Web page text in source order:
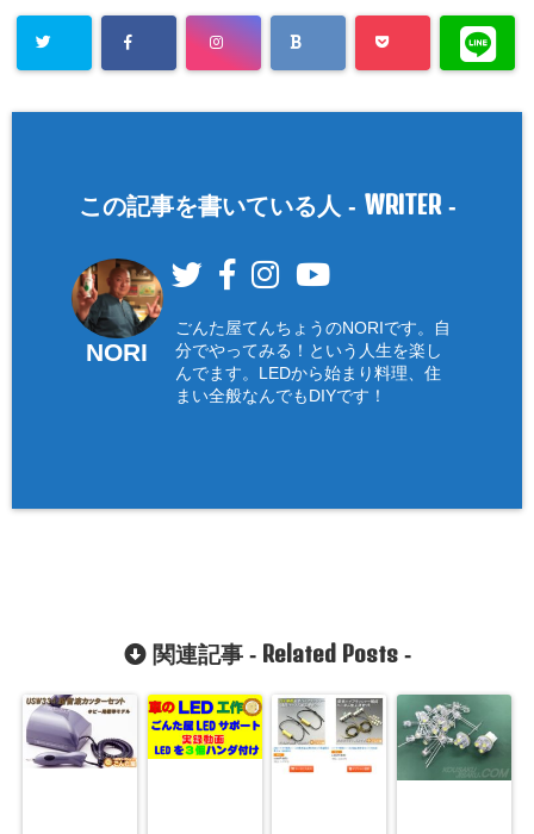
この記事を書いている人 - WRITER-
NORI
ごんた屋てんちょうのNORIです。自
分でやってみる！という人生を楽し
んでます。LEDから始まり料理、住
まい全般なんでもDIYです！
関連記事 - Related Posts-